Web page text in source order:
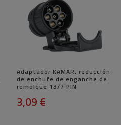
Adaptador KAMAR, reducción
de enchufe de enganche de
remolque 13/7 PIN
3,09 €